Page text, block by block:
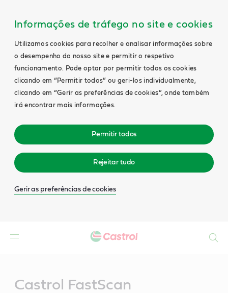
Informações de tráfego no site e cookies
Utilizamos cookies para recolher e analisar informações sobre
o desempenho do nosso site e permitir o respetivo
funcionamento. Pode optar por permitir todos os cookies
clicando em “Permitir todos” ou geri-los individualmente,
clicando em “Gerir as preferências de cookies”, onde também
irá encontrar mais informações.
Permitir todos
Rejeitar tudo
Gerir as preferências de cookies
Castrol FastScan